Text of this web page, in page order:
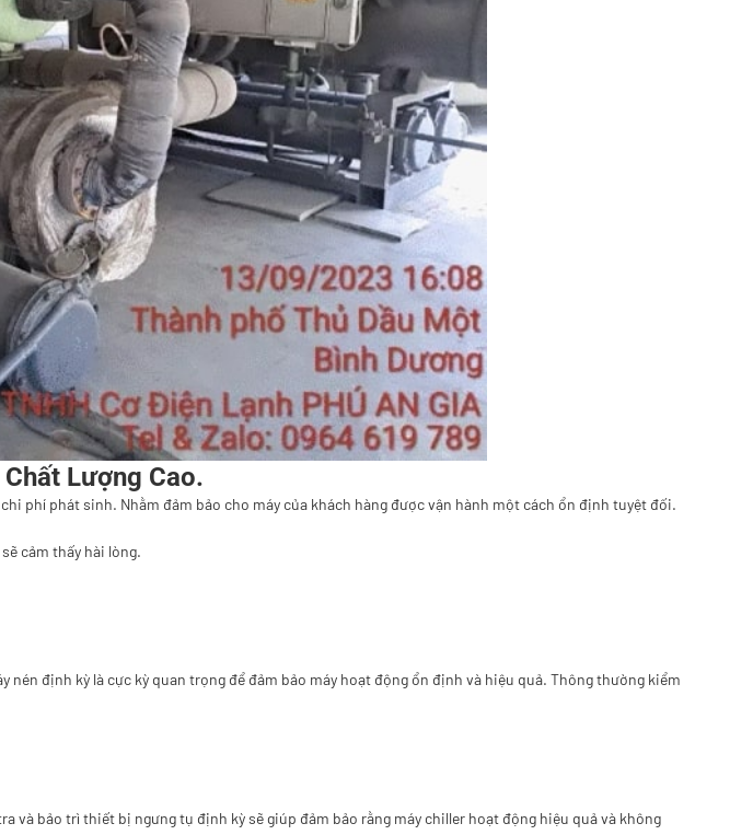
Lượng Cao.
phí phát sinh. Nhằm đảm bảo cho máy của khách hàng được vận hành một cách ổn định tuyệt đối.
cảm thấy hài lòng.
định kỳ là cực kỳ quan trọng để đảm bảo máy hoạt động ổn định và hiệu quả. Thông thường kiểm
và bảo trì thiết bị ngưng tụ định kỳ sẽ giúp đảm bảo rằng máy chiller hoạt động hiệu quả và không